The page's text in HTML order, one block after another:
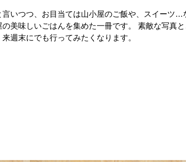
言いつつ、お目当ては山小屋のご飯や、スイーツ
の美味しいごはんを集めた一冊です。 素敵な写真
週末にでも行ってみたくなります。